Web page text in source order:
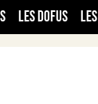
Les Dofus